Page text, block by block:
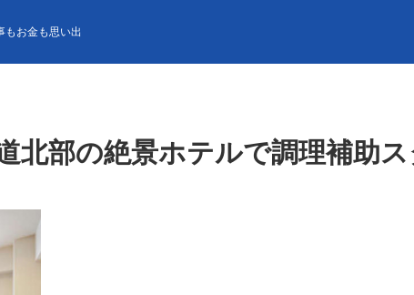
もお金も思い出
北部の絶景ホテルで調理補助